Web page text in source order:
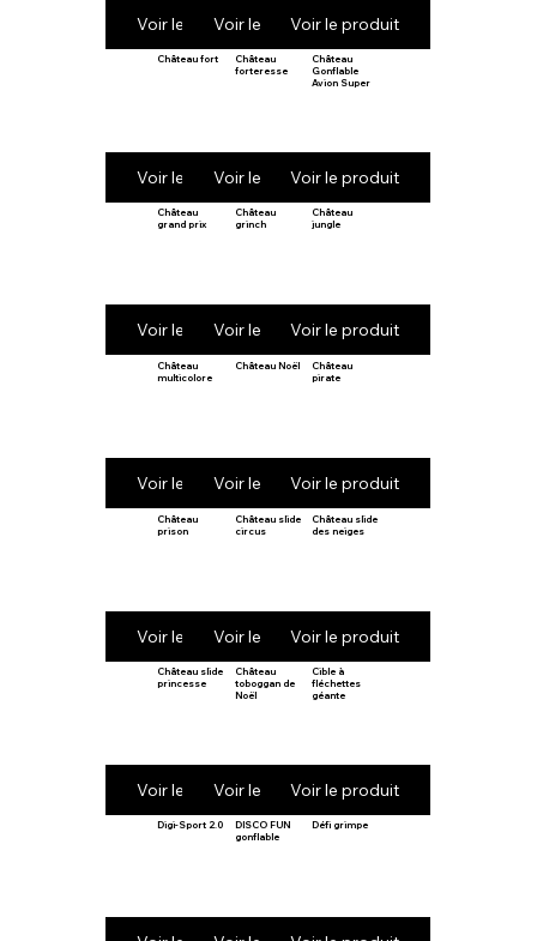
Voir le produitVoir le produitVoir le produit
Château fort
Voir le produit
Château
forteresse
Voir le produit
Château
Gonflable
Avion Super
Voir le produit
Château
grand prix
Voir le produit
Château
grinch
Voir le produit
Château
jungle
Voir le produit
Château
multicolore
Voir le produit
Château Noël
Voir le produit
Château
pirate
Voir le produit
Château
prison
Voir le produit
Château slide
circus
Voir le produit
Château slide
des neiges
Voir le produit
Château slide
princesse
Voir le produit
Château
toboggan de
Noël
Voir le produit
Cible à
fléchettes
géante
Voir le produit
Digi-Sport 2.0
DISCO FUN
gonflable
Défi grimpe